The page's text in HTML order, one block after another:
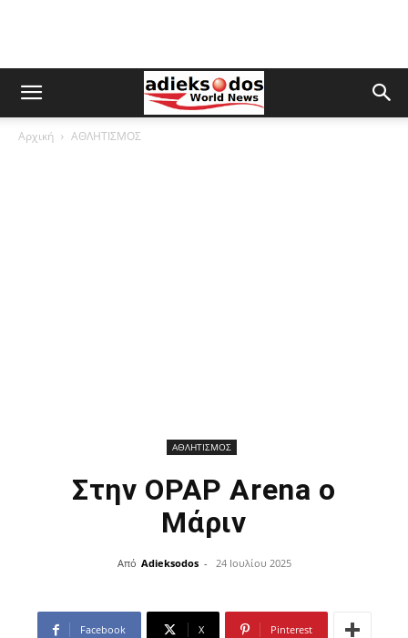
Αρχική ΑΘΛΗΤΙΣΜΟΣ
ΑΘΛΗΤΙΣΜΟΣ
Στην OPAP Arena ο
Μάριν
Από Adieksodos - 24 Ιουλίου 2025
Facebook X Pinterest